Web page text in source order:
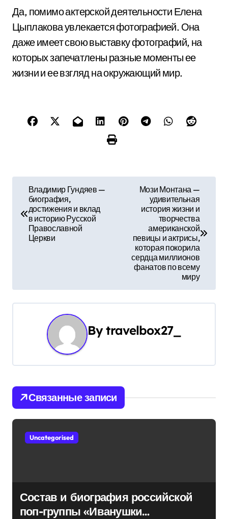
Да, помимо актерской деятельности Елена
Цыплакова увлекается фотографией. Она
даже имеет свою выставку фотографий, на
которых запечатлены разные моменты ее
жизни и ее взгляд на окружающий мир.
а
о
з
Владимир Гундяев —
биография,
достижения и вклад
в историю Русской
Православной
Церкви
Мози Монтана —
удивительная
история жизни и
творчества
американской
певицы и актрисы,
которая покорила
сердца миллионов
фанатов по всему
миру
Bytravelbox27_
Связанные записи
Uncategorised
Состав и биография российской
поп-группы «Иванушки